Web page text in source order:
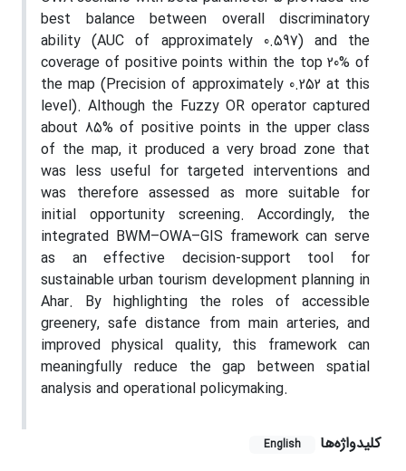
best balance between overall discriminatory
ability (AUC of approximately 0.597) and the
coverage of positive points within the top 20% of
the map (Precision of approximately 0.252 at this
level). Although the Fuzzy OR operator captured
about 85% of positive points in the upper class
of the map, it produced a very broad zone that
was less useful for targeted interventions and
was therefore assessed as more suitable for
initial opportunity screening. Accordingly, the
integrated BWM–OWA–GIS framework can serve
as an effective decision-support tool for
sustainable urban tourism development planning in
Ahar. By highlighting the roles of accessible
greenery, safe distance from main arteries, and
improved physical quality, this framework can
meaningfully reduce the gap between spatial
analysis and operational policymaking.
کلیدواژه‌ها English